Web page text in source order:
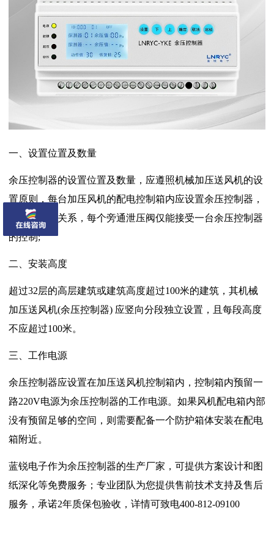
一、设置位置及数量
余压控制器的设置位置及数量，应遵照机械加压送风机的设
置原则，每台加压风机的配电控制箱内应设置余压控制器，
为一对一的关系，每个旁通泄压阀仅能接受一台余压控制器
的控制;
二、安装高度
超过32层的高层建筑或建筑高度超过100米的建筑，其机械
加压送风机(余压控制器) 应竖向分段独立设置，且每段高度
不应超过100米。
三、工作电源
余压控制器应设置在加压送风机控制箱内，控制箱内预留一
路220V电源为余压控制器的工作电源。如果风机配电箱内部
没有预留足够的空间，则需要配备一个防护箱体安装在配电
箱附近。
蓝锐电子作为余压控制器的生产厂家，可提供方案设计和图
纸深化等免费服务；专业团队为您提供售前技术支持及售后
服务，承诺2年质保包验收，详情可致电400-812-09100